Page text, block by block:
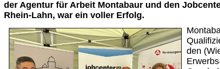
der Agentur für Arbeit Montabaur und den
Rhein-Lahn, war ein voller Erfolg.
den